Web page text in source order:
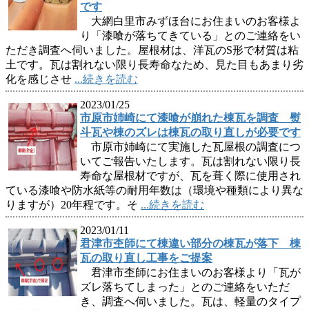
です
大網白里市みずほ台にお住まいのお客様よ
り「漆喰が落ちてきている」とのご連絡をい
ただき調査へ伺いました。屋根材は、洋瓦のS形で材質は粘
土です。瓦は割れない限り長寿命なため、見た目もあまり劣
化を感じさせ ...続きを読む
2023/01/25
市原市姉崎にて漆喰が崩れた棟瓦を調査 熨
斗瓦や棟のズレは棟瓦の取り直しが必要です
市原市姉崎にて実施した瓦屋根の調査につ
いてご報告いたします。瓦は割れない限り長
寿命な屋根材ですが、瓦を葺く際に使用され
ている漆喰や防水紙等の耐用年数は（環境や種類により異な
りますが）20年程です。そ ...続きを読む
2023/01/11
君津市杢師にて棟違い部分の棟瓦が落下 棟
瓦の取り直し工事をご提案
君津市杢師にお住まいのお客様より「瓦が
ズレ落ちてしまった」とのご連絡をいただ
き、調査へ伺いました。瓦は、軽量のタイプ